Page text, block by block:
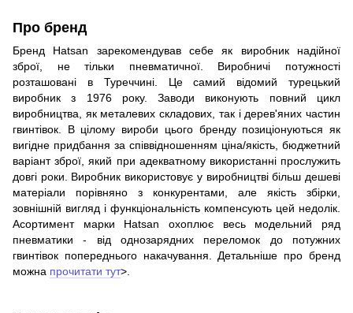
Про бренд
Бренд Hatsan зарекомендував себе як виробник надійної
зброї, не тільки пневматичної. Виробничі потужності
розташовані в Туреччині. Це самий відомий турецький
виробник з 1976 року. Заводи виконують повний цикл
виробництва, як металевих складових, так і дерев'яних частин
гвинтівок. В цілому вироби цього бренду позиціонуються як
вигідне придбання за співвідношенням ціна/якість, бюджетний
варіант зброї, який при адекватному використанні прослужить
довгі роки. Виробник використовує у виробництві більш дешеві
матеріали порівняно з конкурентами, але якість збірки,
зовнішній вигляд і функціональність компенсують цей недолік.
Асортимент марки Hatsan охоплює весь модельний ряд
пневматики - від однозарядних переломок до потужних
гвинтівок попереднього накачування. Детальніше про бренд
можна прочитати тут>.